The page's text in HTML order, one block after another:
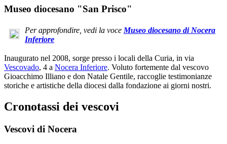
Museo diocesano "San Prisco"
Per approfondire, vedi la voce Museo diocesano di Nocera
Inferiore
Inaugurato nel 2008, sorge presso i locali della Curia, in via
Vescovado, 4 a Nocera Inferiore. Voluto fortemente dal vescovo
Gioacchimo Illiano e don Natale Gentile, raccoglie testimonianze
storiche e artistiche della diocesi dalla fondazione ai giorni nostri.
Cronotassi dei vescovi
Vescovi di Nocera